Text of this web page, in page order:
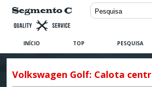
INÍCIO TOP PESQUISA
Volkswagen Golf: Calota